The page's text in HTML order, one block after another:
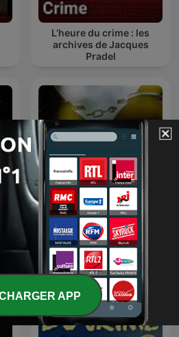
L’heure du crime : les
archives de Jacques
Pradel
Les voix du crime
APP